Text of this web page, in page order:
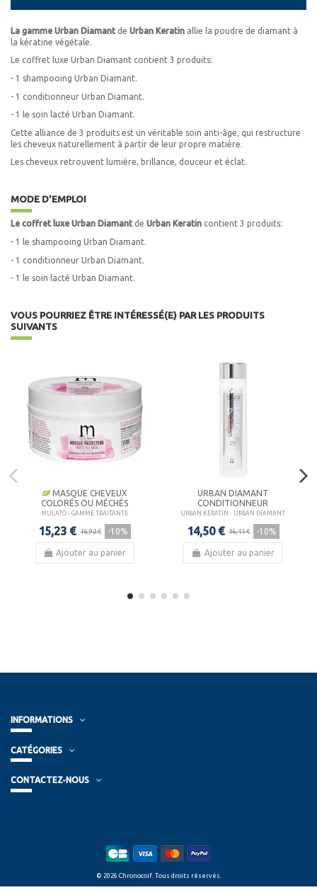
La gamme Urban Diamant de Urban Keratin allie la poudre de diamant à
la kératine végétale.
Le coffret luxe Urban Diamant contient 3 produits:
- 1 shampooing Urban Diamant.
- 1 conditionneur Urban Diamant.
- 1 le soin lacté Urban Diamant.
Cette alliance de 3 produits est un véritable soin anti-âge, qui restructure
les cheveux naturellement à partir de leur propre matière.
Les cheveux retrouvent lumière, brillance, douceur et éclat.
MODE D'EMPLOI
Le coffret luxe Urban Diamant de Urban Keratin contient 3 produits:
- 1 le shampooing Urban Diamant.
- 1 conditionneur Urban Diamant.
- 1 le soin lacté Urban Diamant.
VOUS POURRIEZ ÊTRE INTÉRESSÉ(E) PAR LES PRODUITS
SUIVANTS
MASQUE CHEVEUX
COLORÉS OU MÉCHÉS
MULATO - GAMME TRAITANTE
15,23 € 16,92 € -10%
Ajouter au panier
URBAN DIAMANT
CONDITIONNEUR
URBAN KERATIN - URBAN DIAMANT
14,50 € 16,11 € -10%
Ajouter au panier
INFORMATIONS
CATÉGORIES
CONTACTEZ-NOUS
© 2026 Chronocoif. Tous droits réservés.